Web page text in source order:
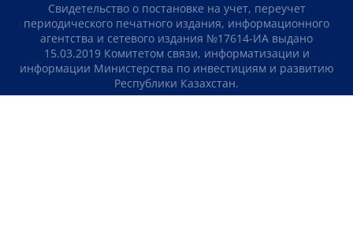
Свидетельство о постановке на учет, переучет
периодического печатного издания, информационного
агентства и сетевого издания №17614-ИА выдано
15.03.2019 Комитетом связи, информатизации и
информации Министерства по инвестициям и развитию
Республики Казахстан.